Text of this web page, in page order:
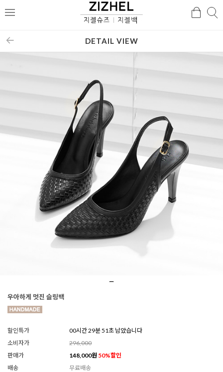
메
검
DETAIL VIEW
우아하게 멋진 슬링백
할인특가
00시간 29분 49초 남았습니다
소비자가
296,000
판매가
148,000원 50%할인
배송
무료배송